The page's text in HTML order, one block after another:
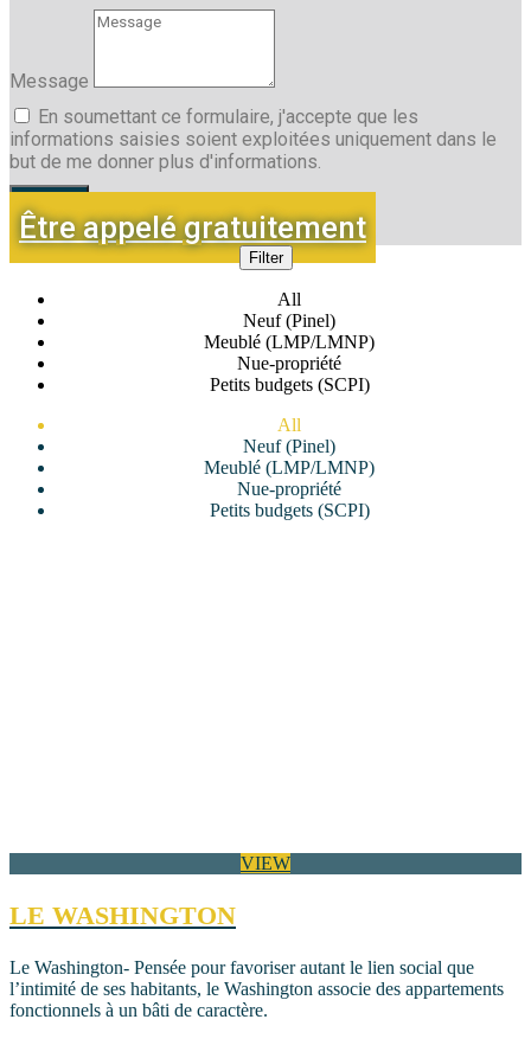
Message
En soumettant ce formulaire, j'accepte que les
informations saisies soient exploitées uniquement dans le
but de me donner plus d'informations.
Envoyer
Être appelé gratuitement
Filter
All
Neuf (Pinel)
Meublé (LMP/LMNP)
Nue-propriété
Petits budgets (SCPI)
All
Neuf (Pinel)
Meublé (LMP/LMNP)
Nue-propriété
Petits budgets (SCPI)
VIEW
LE WASHINGTON
Le Washington- Pensée pour favoriser autant le lien social que
l’intimité de ses habitants, le Washington associe des appartements
fonctionnels à un bâti de caractère.